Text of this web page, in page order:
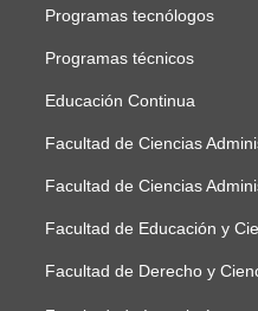
Programas tecnólogos
Programas técnicos
Educación Continua
Facultad de Ciencias
Facultad de Ciencias
Facultad de Educación y
Facultad de Derecho y